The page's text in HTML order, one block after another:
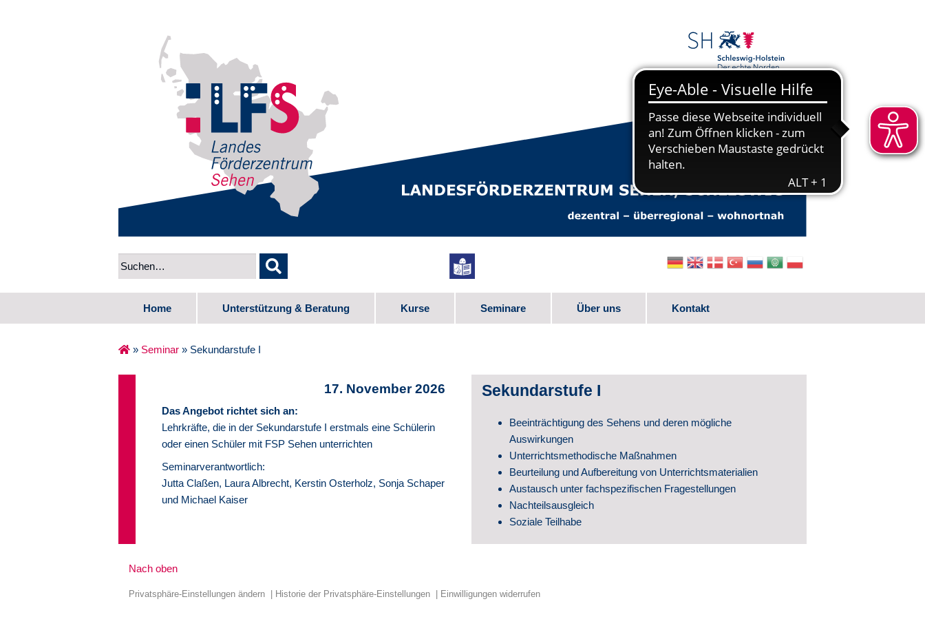
Home Unterstützung & Beratung
Schulalter
Medienzentrum
Erfahrungsberichte
Kurse Seminare Über uns
Downloads
Partner
Videos
Kontakt
» Seminar » Sekundarstufe I
17. November 2026
Das Angebot richtet sich an:
Lehrkräfte, die in der Sekundarstufe I erstmals eine Schülerin
oder einen Schüler mit FSP Sehen unterrichten
Seminarverantwortlich:
Jutta Claßen, Laura Albrecht, Kerstin Osterholz, Sonja Schaper
und Michael Kaiser
Sekundarstufe I
Beeinträchtigung des Sehens und deren mögliche
Auswirkungen
Unterrichtsmethodische Maßnahmen
Beurteilung und Aufbereitung von Unterrichtsmaterialien
Austausch unter fachspezifischen Fragestellungen
Nachteilsausgleich
Soziale Teilhabe
Nach oben
Privatsphäre-Einstellungen ändern Historie der Privatsphäre-Einstellungen Einwilligungen widerrufen